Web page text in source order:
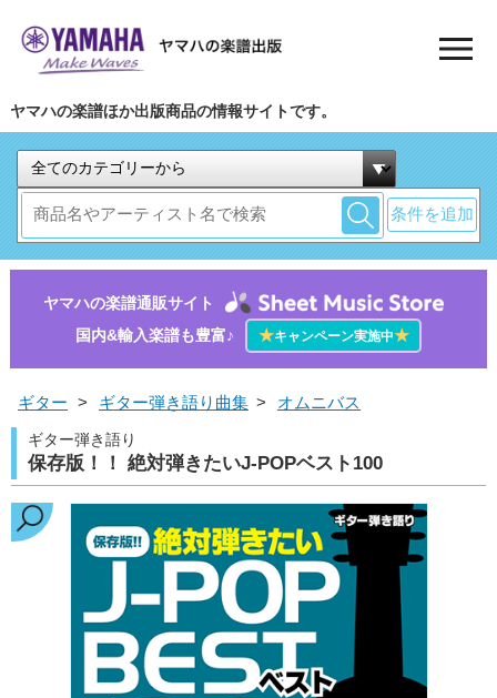
ヤマハの楽譜ほか出版商品の情報サイトです。
条件を追加
ヤマハの楽譜通販サイト
国内&輸入楽譜も豊富♪
★キャンペーン実施中★
ギター > ギター弾き語り曲集 > オムニバス
ギター弾き語り
保存版！！ 絶対弾きたいJ-POPベスト100